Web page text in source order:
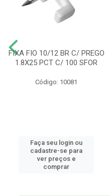
FIXA FIO 10/12 BR C/ PREGO
1.8X25 PCT C/ 100 SFOR
Código: 10081
Faça seu login ou
cadastre-se para
ver preços e
comprar